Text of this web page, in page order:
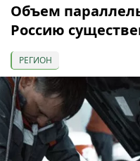
Объем
Россию
РЕГИОН